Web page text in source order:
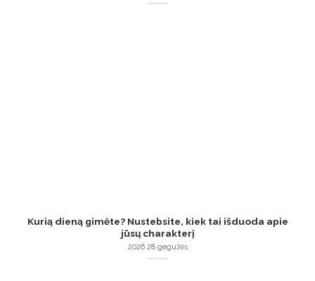
Kurią dieną gimėte? Nustebsite, kiek tai išduoda apie
jūsų charakterį
2026 28 gegužės